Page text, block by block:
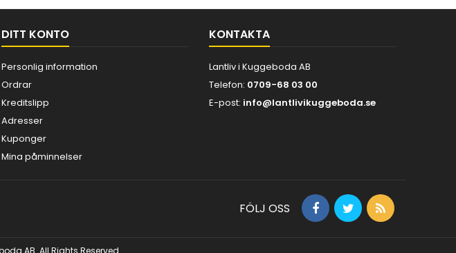
DITT KONTO
Personlig information
Ordrar
Kreditslipp
Adresser
Kuponger
Mina påminnelser
KONTAKTA
Lantliv i Kuggeboda AB
Telefon: 0709-68 03 00
E-post: info@lantlivikuggeboda.se
FÖLJ OSS